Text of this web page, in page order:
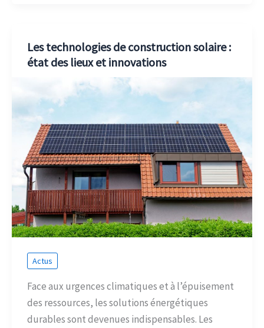
Les technologies de construction solaire :
état des lieux et innovations
Actus
Face aux urgences climatiques et à l’épuisement
des ressources, les solutions énergétiques
durables sont devenues indispensables. Les